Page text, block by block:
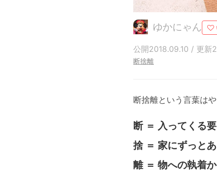
ゆかにゃん
公開2018.09.10 / 更新
断捨離
断捨離という言葉は
断 ＝ 入ってくる
捨 ＝ 家にずっと
離 ＝ 物への執着